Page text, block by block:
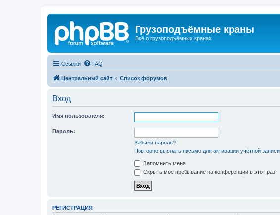
Грузоподъёмные краны
Всё о грузоподъёмных кранах
Ссылки FAQ
Центральный сайт Список форумов
Вход
Имя пользователя:
Пароль:
Забыли пароль?
Повторно выслать письмо для активации учётной записи
Запомнить меня
Скрыть моё пребывание на конференции в этот раз
РЕГИСТРАЦИЯ